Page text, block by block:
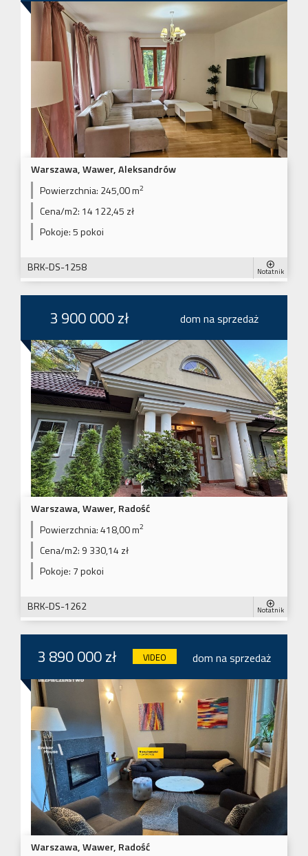
Warszawa, Wawer, Aleksandrów
Powierzchnia: 245,00 m2
Cena/m2: 14 122,45 zł
Pokoje:5 pokoi
BRK-DS-1258 Notatnik
3 900 000 zł dom na sprzedaż
Warszawa, Wawer, Radość
Powierzchnia:418,00 m2
Cena/m2: 9 330,14 zł
Pokoje: 7 pokoi
BRK-DS-1262 Notatnik
3 890 000 zł VIDEO dom na sprzedaż
Warszawa, Wawer, Radość